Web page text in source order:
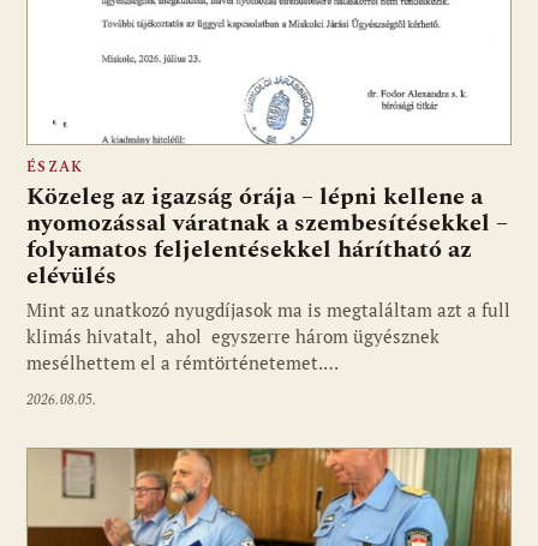
ÉSZAK
Közeleg az igazság órája – lépni kellene a
nyomozással váratnak a szembesítésekkel –
folyamatos feljelentésekkel hárítható az
elévülés
Mint az unatkozó nyugdíjasok ma is megtaláltam azt a full
klimás hivatalt, ahol egyszerre három ügyésznek
mesélhettem el a rémtörténetemet.…
2026.08.05.